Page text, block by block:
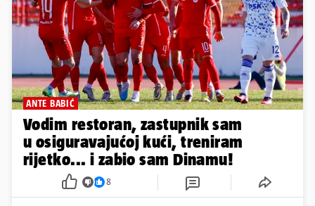
ANTE BABIĆ
Vodim restoran, zastupnik sam
u osiguravajućoj kući, treniram
rijetko... i zabio sam Dinamu!
8